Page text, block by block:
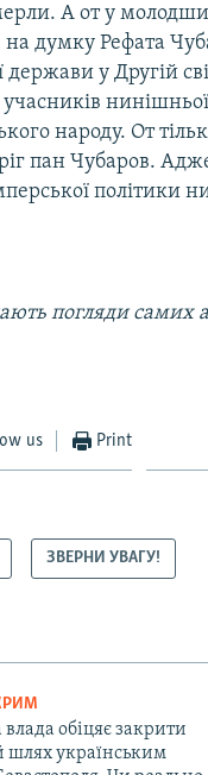
А от у
на думку Рефата
у Другій
народу. От
пан Чубаров.
політики
погляди самих
us Print
ЗВЕРНИ УВАГУ!
влада обіцяє закрити
шлях українським